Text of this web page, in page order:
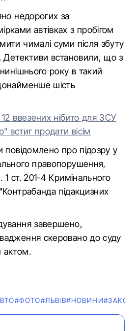
недорогих за
автівках з пробігом
чималі суми після збуту
Детективи встановили, що з
року в такий
шість
12 ввезених нібито для ЗСУ
встиг продати вісім
повідомлено про підозру у
правопорушення,
ст. 201-4 Кримінального
підакцизних
завершено,
скеровано до суду
актом.
#ФОТО#ЛЬВІВ#НОВИНИ